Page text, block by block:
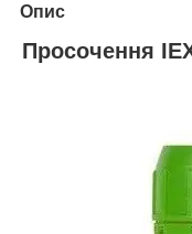
Опис
Просочення